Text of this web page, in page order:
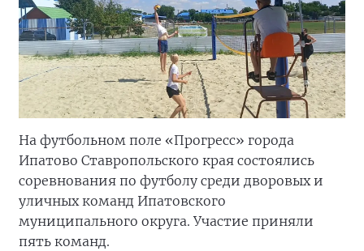
На футбольном поле «Прогресс» города
Ипатово Ставропольского края состоялись
соревнования по футболу среди дворовых и
уличных команд Ипатовского
муниципального округа. Участие приняли
пять команд.